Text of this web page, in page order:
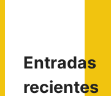
Entradas
recientes